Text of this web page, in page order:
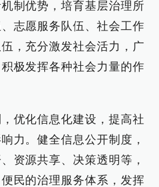
制优势，培育基层治理所
志愿服务队伍、社会工作
，充分激发社会活力，广
极发挥各种社会力量的作
优化信息化建设，提高社
力。健全信息公开制度，
资源共享、决策透明等，
民的治理服务体系，发挥